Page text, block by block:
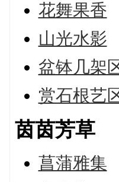
花舞果香
山光水影
盆钵几架
赏石根艺
茵茵芳草
菖蒲雅集